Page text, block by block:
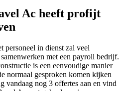
Ac heeft profijt
personeel in dienst zal veel
met een payroll bedrijf.
is een eenvoudige manier
normaal gesproken komen kijken
vandaag nog 3 offertes aan en vind